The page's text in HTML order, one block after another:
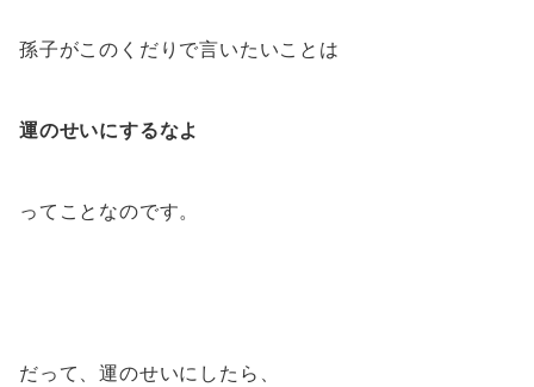
孫子がこのくだりで言いたいことは
運のせいにするなよ
ってことなのです。
だって、運のせいにしたら、